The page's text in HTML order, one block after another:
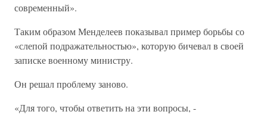
современный».
Таким образом Менделеев показывал пример борьбы со
«слепой подражательностью», которую бичевал в своей
записке военному министру.
Он решал проблему заново.
«Для того, чтобы ответить на эти вопросы, -